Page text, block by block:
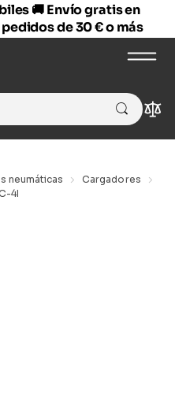
🚚 Envío gratis en
de 30 € o más
neumáticas
Cargadores
4I